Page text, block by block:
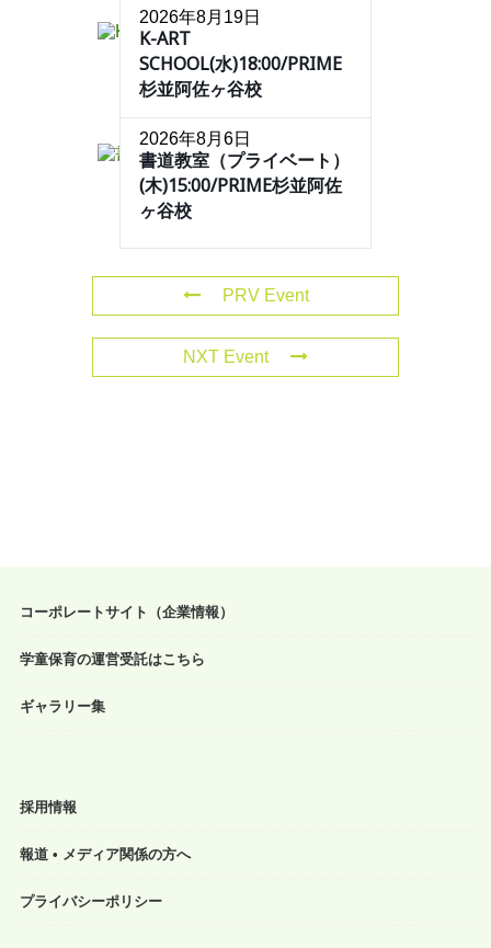
2026年8月19日
K-ART
SCHOOL(水)18:00/PRIME
杉並阿佐ヶ谷校
2026年8月6日
書道教室（プライベート）
(木)15:00/PRIME杉並阿佐
ヶ谷校
PRV Event
NXT Event
コーポレートサイト（企業情報）
学童保育の運営受託はこちら
ギャラリー集
採用情報
報道 • メディア関係の方へ
プライバシーポリシー